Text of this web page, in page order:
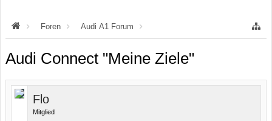
Foren Audi A1 Forum
Audi A1 HiFi & Navigation
Audi Connect "Meine Ziele"
Flo
Mitglied